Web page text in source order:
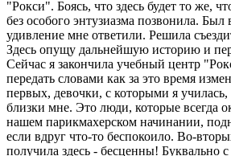
"Рокси". Боясь, что здесь будет то же,
без особого энтузиазма позвонила. Был
удивление мне ответили. Решила
Здесь опущу дальнейшую историю и
Сейчас я закончила учебный центр
передать словами как за это время
первых, девочки, с которыми я
близки мне. Это люди, которые всегда
нашем парикмахерском начинании,
если вдруг что-то беспокоило. Во-
получила здесь - бесценны! Буквально